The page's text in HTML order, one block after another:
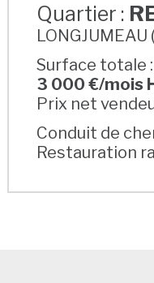
Quartier :
LONGJUMEAU
Surface totale :
3 000 €/mois
Prix net
Conduit de
Restauration